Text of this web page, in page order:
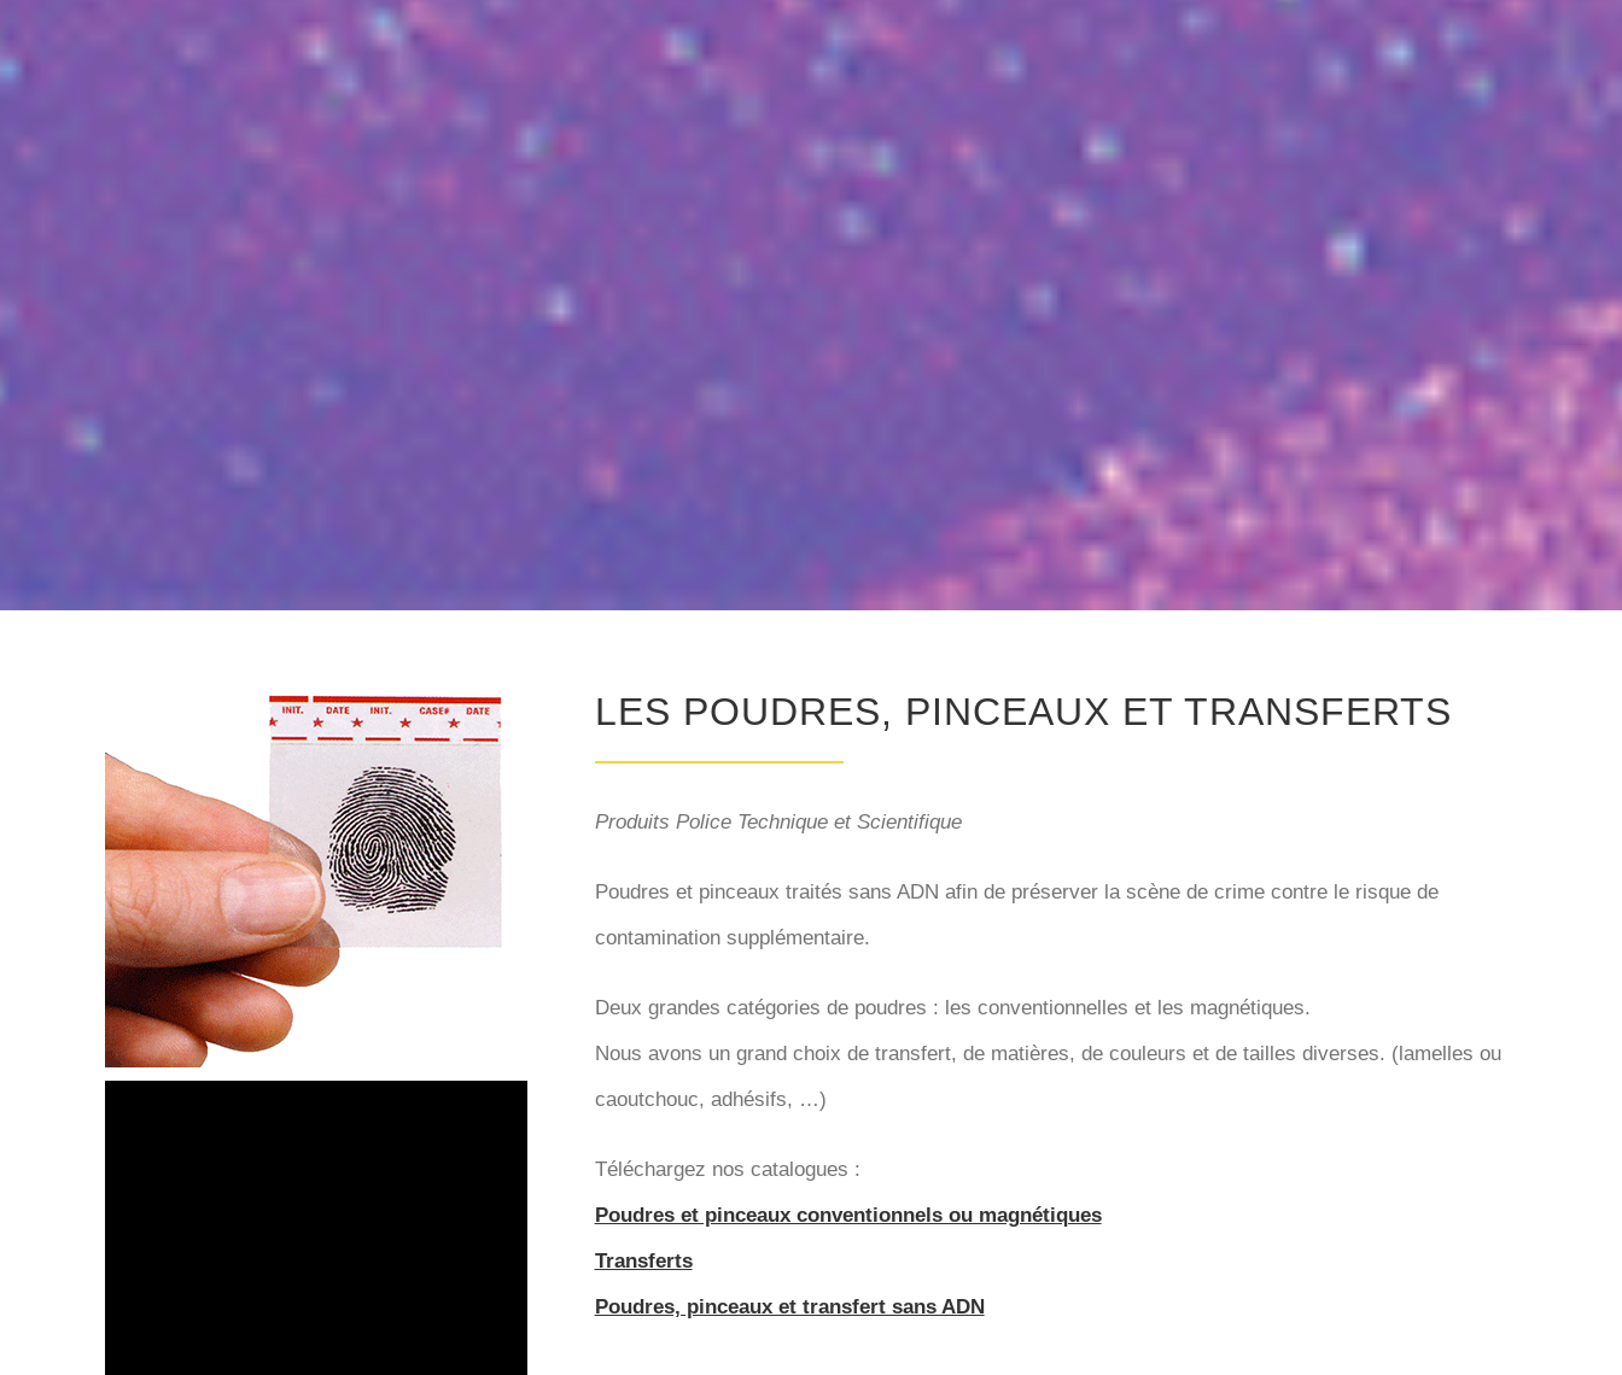
LES POUDRES, PINCEAUX ET TRANSFERTS
Produits Police Technique et Scientifique
Poudres et pinceaux traités sans ADN afin de préserver la scène de crime contre le risque de
contamination supplémentaire.
Deux grandes catégories de poudres : les conventionnelles et les magnétiques.
Nous avons un grand choix de transfert, de matières, de couleurs et de tailles diverses. (lamelles ou
caoutchouc, adhésifs, …)
Téléchargez nos catalogues :
Poudres et pinceaux conventionnels ou magnétiques
Transferts
Poudres, pinceaux et transfert sans ADN